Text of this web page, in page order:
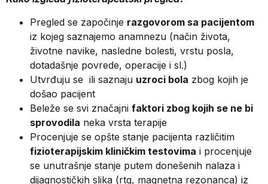
Pregled se započinje razgovorom sa pacijentom
iz kojeg saznajemo anamnezu (način života,
životne navike, nasledne bolesti, vrstu posla,
dotadašnje povrede, operacije i sl.)
Utvrđuju se ili saznaju uzroci bola zbog kojih je
došao pacijent
Beleže se svi značajni faktori zbog kojih se ne bi
sprovodila neka vrsta terapije
Procenjuje se opšte stanje pacijenta različitim
fizioterapijskim kliničkim testovima i procenjuje
se unutrašnje stanje putem donešenih nalaza i
dijagnostičkih slika (rtg, magnetna rezonanca) iz